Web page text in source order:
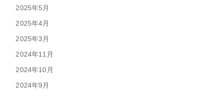
2025年5月
2025年4月
2025年3月
2024年11月
2024年10月
2024年9月